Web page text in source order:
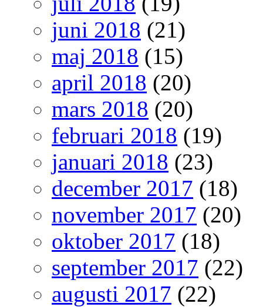
juni 2018 (21)
maj 2018 (15)
april 2018 (20)
mars 2018 (20)
februari 2018 (19)
januari 2018 (23)
december 2017 (18)
november 2017 (20)
oktober 2017 (18)
september 2017 (22)
augusti 2017 (22)